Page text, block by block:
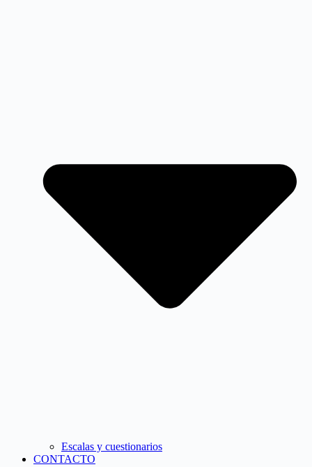
Escalas y cuestionarios
CONTACTO